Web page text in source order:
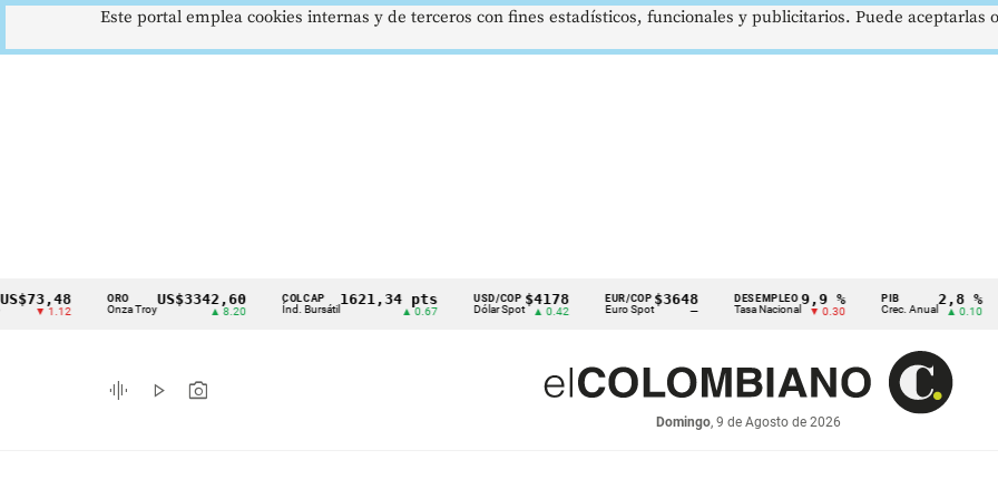
Cintillo
indicadores
económicos
ORO
Onza Troy
US$3342,60 COLCAP
Índ. Bursátil
1621,34 pts USD/COP
Dólar Spot
$4178
▲ 0.42
EUR/COP
Euro Spot
$3648
—
DESEMPLEO
Tasa Nacional
9,9 %
▼ 0.30
PIB
Crec. Anual
2,8 %
▲ 0.10
TRM
graphic_eq play_arrow photo_camera
Domingo, 9 de Agosto de 2026
Este portal emplea cookies internas y de terceros con fines estadísticos, funcionales y publicitarios. Puede aceptarlas